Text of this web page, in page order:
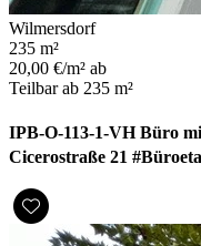
Wilmersdorf
235 m²
20,00 €/m² ab
Teilbar ab 235 m²
IPB-O-113-1-VH Büro
Cicerostraße 21